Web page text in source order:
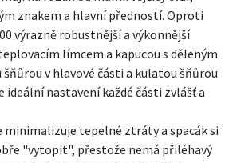
znakem a hlavní předností. Oproti
výrazně robustnější a výkonnější
límcem a kapucou s děleným
v hlavové části a kulatou šňůrou
ideální nastavení každé části zvlášť a
minimalizuje tepelné ztráty a spacák si
"vytopit", přestože nemá přiléhavý